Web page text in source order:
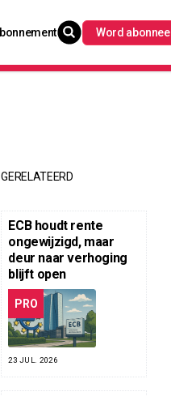
Word abonnee
GERELATEERD
ECB houdt rente
ongewijzigd, maar
deur naar verhoging
blijft open
PRO
23 JUL. 2026